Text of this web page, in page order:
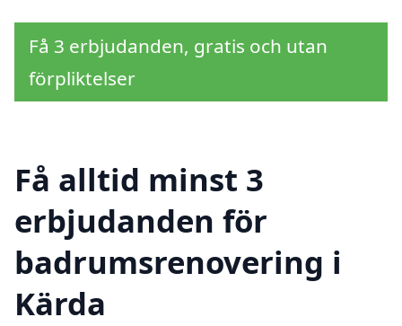
Få 3 erbjudanden, gratis och utan
förpliktelser
Få alltid minst 3
erbjudanden för
badrumsrenovering i
Kärda